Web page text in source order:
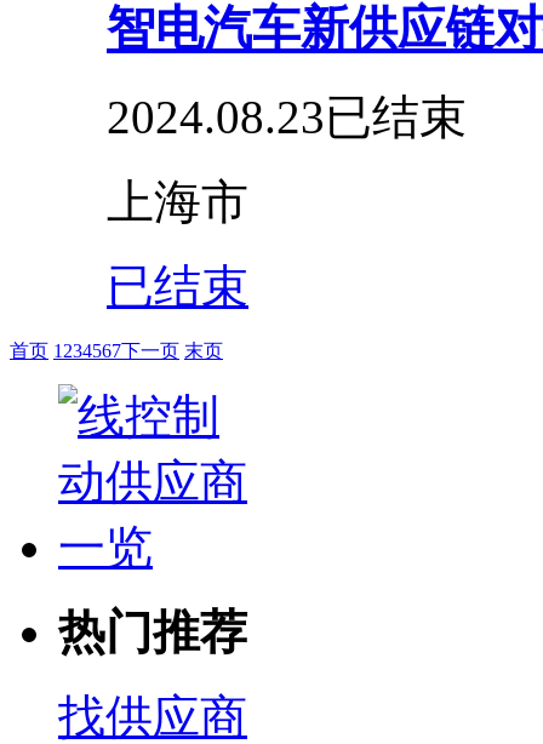
智电汽车新供应链
2024.08.23已结束
上海市
已结束
首页 1 234567下一页 末页
热门推荐
找供应商